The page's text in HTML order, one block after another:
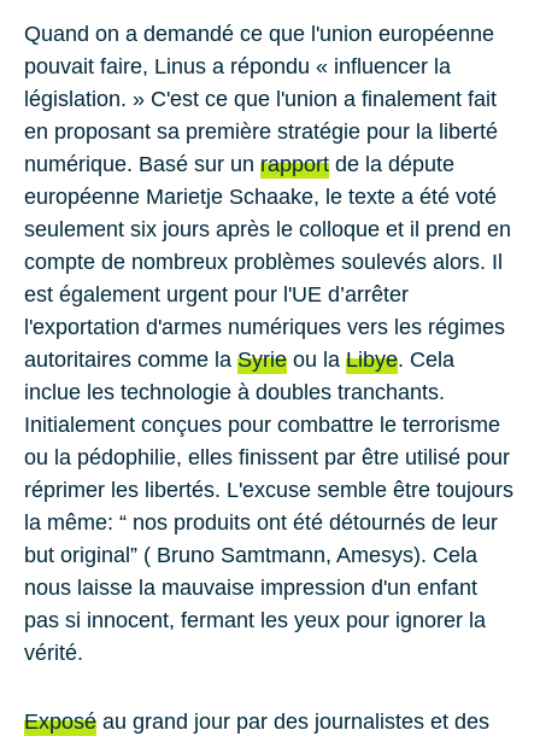
Quand on a demandé ce que l'union européenne
pouvait faire, Linus a répondu « influencer la
législation. » C'est ce que l'union a finalement fait
en proposant sa première stratégie pour la liberté
numérique. Basé sur un rapport de la députe
européenne Marietje Schaake, le texte a été voté
seulement six jours après le colloque et il prend en
compte de nombreux problèmes soulevés alors. Il
est également urgent pour l'UE d’arrêter
l'exportation d'armes numériques vers les régimes
autoritaires comme la Syrie ou la Libye. Cela
inclue les technologie à doubles tranchants.
Initialement conçues pour combattre le terrorisme
ou la pédophilie, elles finissent par être utilisé pour
réprimer les libertés. L'excuse semble être toujours
la même: “ nos produits ont été détournés de leur
but original” ( Bruno Samtmann, Amesys). Cela
nous laisse la mauvaise impression d'un enfant
pas si innocent, fermant les yeux pour ignorer la
vérité.
Exposé au grand jour par des journalistes et des